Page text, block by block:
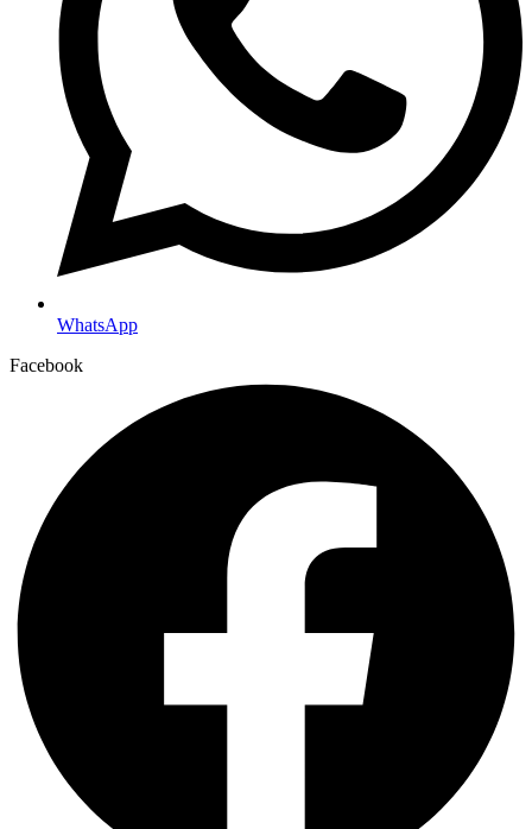
WhatsApp
Facebook